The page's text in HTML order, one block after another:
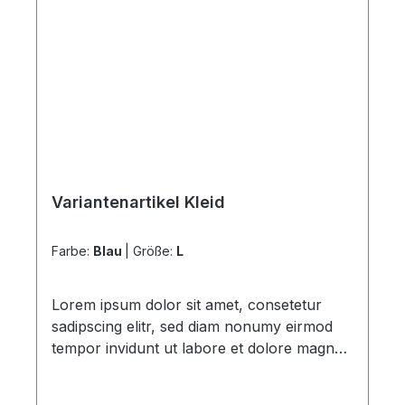
Variantenartikel Kleid
Farbe: Blau Größe: L
Lorem ipsum dolor sit amet, consetetur
sadipscing elitr, sed diam nonumy eirmod
tempor invidunt ut labore et dolore magna